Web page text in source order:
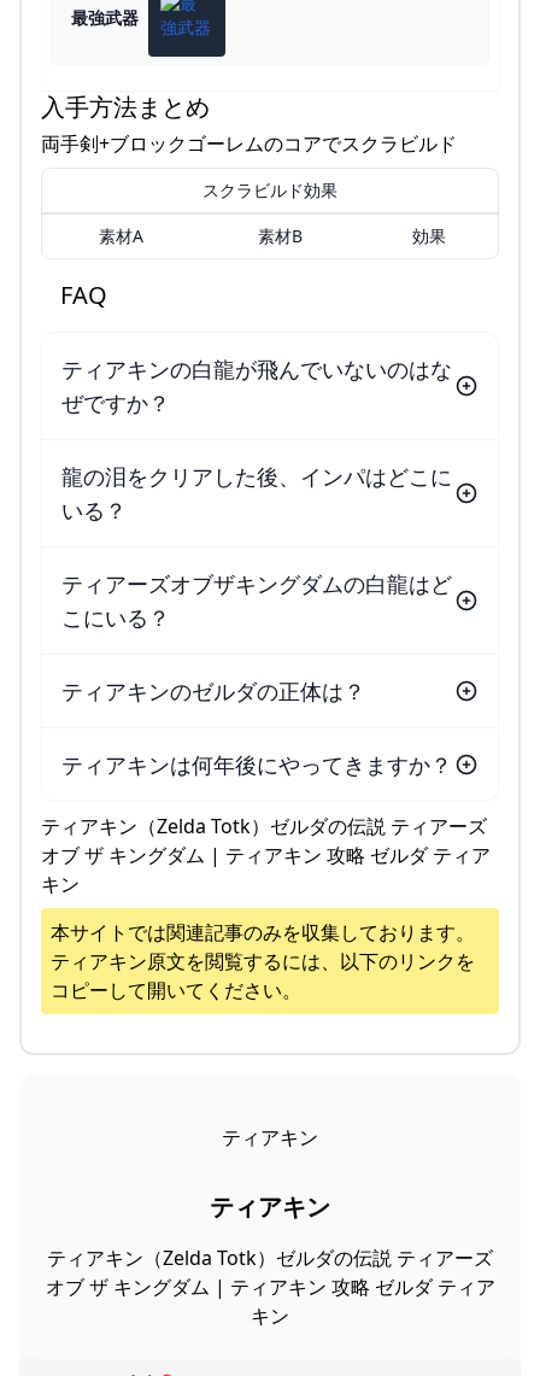
最強武器
入手方法まとめ
両手剣+ブロックゴーレムのコアでスクラビルド
スクラビルド効果
素材A
素材B 効果
FAQ
ティアキンの白龍が飛んでいないのはな
ぜですか？
龍の泪をクリアした後、インパはどこに
いる？
ティアーズオブザキングダムの白龍はど
こにいる？
ティアキンのゼルダの正体は？
ティアキンは何年後にやってきますか？
ティアキン（Zelda Totk）ゼルダの伝説 ティアーズ
オブ ザ キングダム | ティアキン 攻略 ゼルダ ティア
キン
本サイトでは関連記事のみを収集しております。
ティアキン原文を閲覧するには、以下のリンクを
コピーして開いてください。
ティアキン
ティアキン
ティアキン（Zelda Totk）ゼルダの伝説 ティアーズ
オブ ザ キングダム | ティアキン 攻略 ゼルダ ティア
キン